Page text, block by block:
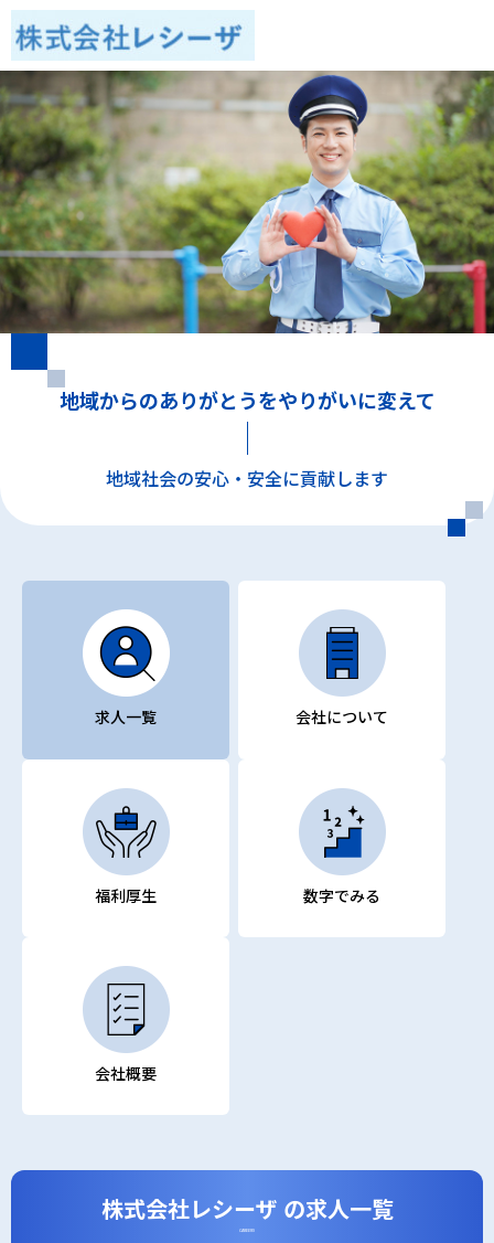
地域からのありがとうをやりがいに変えて
地域社会の安心・安全に貢献します
求人一覧 会社について
福利厚生 数字でみる
会社概要
株式会社レシーザ の求人一覧
CAREERS